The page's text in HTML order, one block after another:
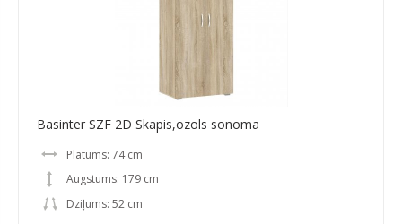
Basinter SZF 2D Skapis,ozols sonoma
Platums: 74 cm
Augstums: 179 cm
Dziļums: 52 cm